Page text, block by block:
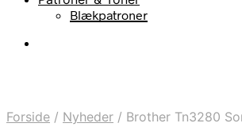
Blækpatroner
Forside / Nyheder / Brother Tn3280